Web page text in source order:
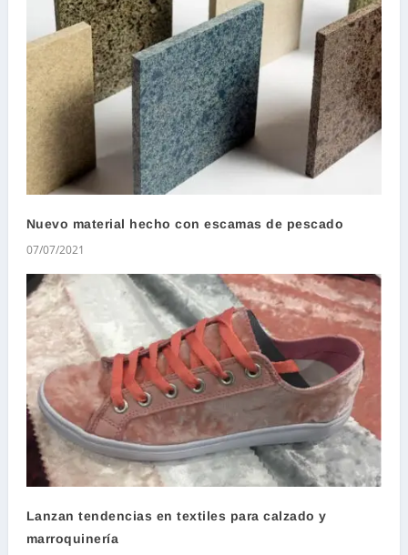
Nuevo material hecho con escamas de pescado
07/07/2021
Lanzan tendencias en textiles para calzado y
marroquinería